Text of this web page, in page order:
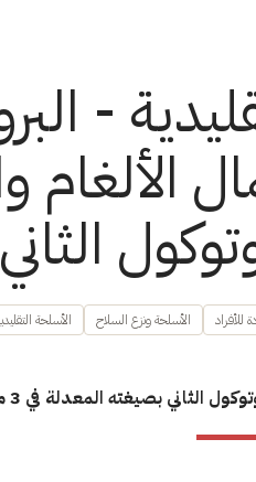
-
الألغام
الثاني
للأفراد الأسلحة ونزع السلاح الأسلحة
الثاني بصيغته المعدلة في 3 مايو/ آيار 1996